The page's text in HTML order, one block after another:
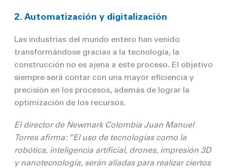
2. Automatización y digitalización
Las industrias del mundo entero han venido
transformándose gracias a la tecnología, la
construcción no es ajena a este proceso. El objetivo
siempre será contar con una mayor eficiencia y
precisión en los procesos, además de lograr la
optimización de los recursos.
El director de Newmark Colombia Juan Manuel
Torres afirma: “El uso de tecnologías como la
robótica, inteligencia artificial, drones, impresión 3D
y nanotecnología, serán aliadas para realizar ciertos